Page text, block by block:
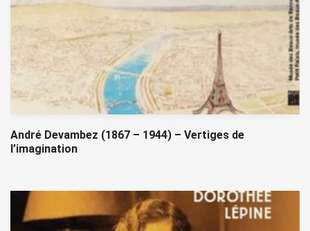
André Devambez (1867 – 1944) – Vertiges de
l’imagination